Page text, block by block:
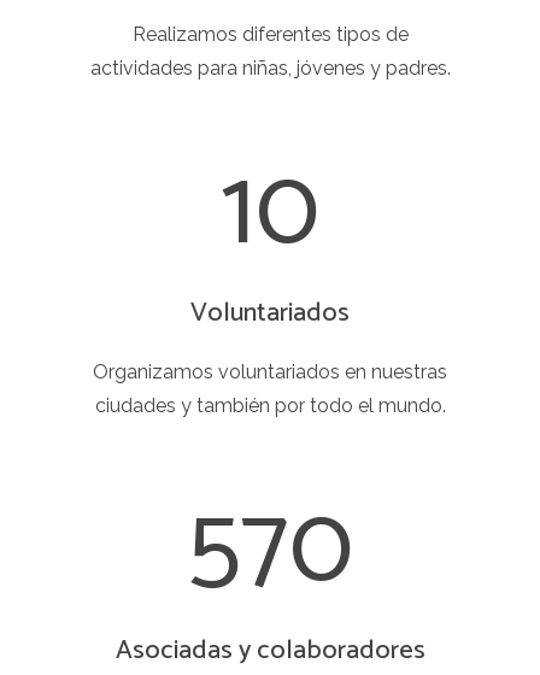
Realizamos diferentes tipos de
actividades para niñas, jóvenes y padres.
10
Voluntariados
Organizamos voluntariados en nuestras
ciudades y también por todo el mundo.
570
Asociadas y colaboradores